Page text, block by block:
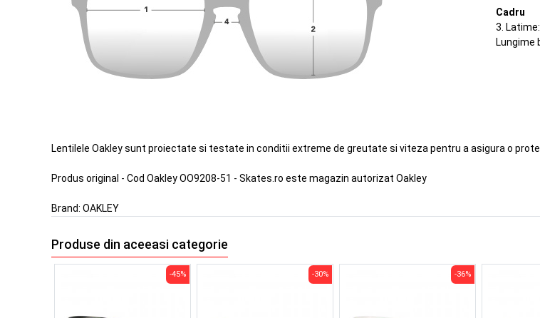
Cadru
3.
Lungime
Lentilele Oakley sunt proiectate si testate in conditii extreme de greutate si viteza pentru a asigura o
Produs original - Cod Oakley OO9208-51 - Skates.ro este magazin autorizat Oakley
Brand: OAKLEY
Produse din aceeasi categorie
-45% -30% -36%